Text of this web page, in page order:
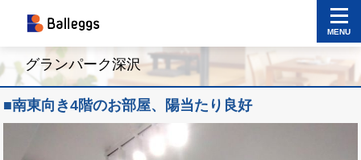
MENU
グランパーク深沢
■南東向き4階のお部屋、陽当たり良好